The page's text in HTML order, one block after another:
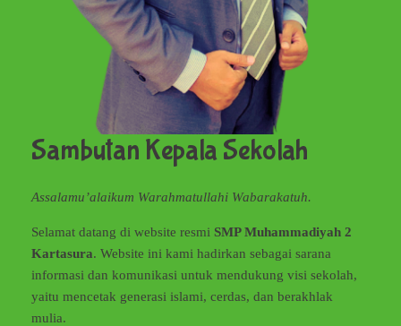
Sambutan Kepala Sekolah
Assalamu’alaikum Warahmatullahi Wabarakatuh.
Selamat datang di website resmi SMP Muhammadiyah 2
Kartasura. Website ini kami hadirkan sebagai sarana
informasi dan komunikasi untuk mendukung visi sekolah,
yaitu mencetak generasi islami, cerdas, dan berakhlak
mulia.